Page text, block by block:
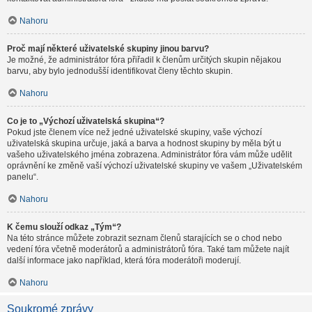
Nahoru
Proč mají některé uživatelské skupiny jinou barvu?
Je možné, že administrátor fóra přiřadil k členům určitých skupin nějakou
barvu, aby bylo jednodušší identifikovat členy těchto skupin.
Nahoru
Co je to „Výchozí uživatelská skupina“?
Pokud jste členem více než jedné uživatelské skupiny, vaše výchozí
uživatelská skupina určuje, jaká a barva a hodnost skupiny by měla být u
vašeho uživatelského jména zobrazena. Administrátor fóra vám může udělit
oprávnění ke změně vaší výchozí uživatelské skupiny ve vašem „Uživatelském
panelu“.
Nahoru
K čemu slouží odkaz „Tým“?
Na této stránce můžete zobrazit seznam členů starajících se o chod nebo
vedení fóra včetně moderátorů a administrátorů fóra. Také tam můžete najít
další informace jako například, která fóra moderátoři moderují.
Nahoru
Soukromé zprávy